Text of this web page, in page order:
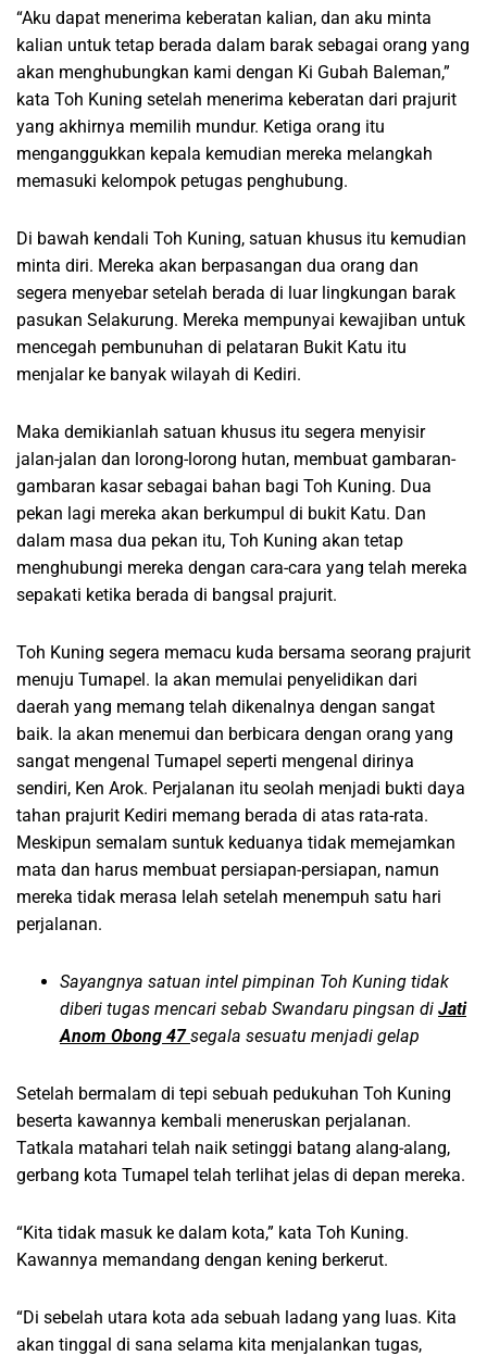
“Aku dapat menerima keberatan kalian, dan aku minta
kalian untuk tetap berada dalam barak sebagai orang yang
akan menghubungkan kami dengan Ki Gubah Baleman,”
kata Toh Kuning setelah menerima keberatan dari prajurit
yang akhirnya memilih mundur. Ketiga orang itu
menganggukkan kepala kemudian mereka melangkah
memasuki kelompok petugas penghubung.
Di bawah kendali Toh Kuning, satuan khusus itu kemudian
minta diri. Mereka akan berpasangan dua orang dan
segera menyebar setelah berada di luar lingkungan barak
pasukan Selakurung. Mereka mempunyai kewajiban untuk
mencegah pembunuhan di pelataran Bukit Katu itu
menjalar ke banyak wilayah di Kediri.
Maka demikianlah satuan khusus itu segera menyisir
jalan-jalan dan lorong-lorong hutan, membuat gambaran-
gambaran kasar sebagai bahan bagi Toh Kuning. Dua
pekan lagi mereka akan berkumpul di bukit Katu. Dan
dalam masa dua pekan itu, Toh Kuning akan tetap
menghubungi mereka dengan cara-cara yang telah mereka
sepakati ketika berada di bangsal prajurit.
Toh Kuning segera memacu kuda bersama seorang prajurit
menuju Tumapel. Ia akan memulai penyelidikan dari
daerah yang memang telah dikenalnya dengan sangat
baik. Ia akan menemui dan berbicara dengan orang yang
sangat mengenal Tumapel seperti mengenal dirinya
sendiri, Ken Arok. Perjalanan itu seolah menjadi bukti daya
tahan prajurit Kediri memang berada di atas rata-rata.
Meskipun semalam suntuk keduanya tidak memejamkan
mata dan harus membuat persiapan-persiapan, namun
mereka tidak merasa lelah setelah menempuh satu hari
perjalanan.
Sayangnya satuan intel pimpinan Toh Kuning tidak
diberi tugas mencari sebab Swandaru pingsan di Jati
Anom Obong 47segala sesuatu menjadi gelap
Setelah bermalam di tepi sebuah pedukuhan Toh Kuning
beserta kawannya kembali meneruskan perjalanan.
Tatkala matahari telah naik setinggi batang alang-alang,
gerbang kota Tumapel telah terlihat jelas di depan mereka.
“Kita tidak masuk ke dalam kota,” kata Toh Kuning.
Kawannya memandang dengan kening berkerut.
“Di sebelah utara kota ada sebuah ladang yang luas. Kita
akan tinggal di sana selama kita menjalankan tugas,